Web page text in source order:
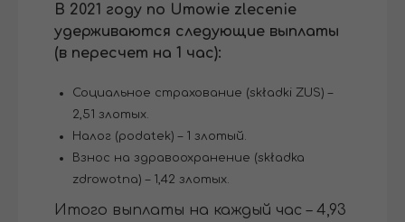
В 2021 году по Umowie zlecenie
удерживаются следующие выплаты
(в пересчет на 1 час):
Социальное страхование (składki ZUS) –
2,51 злотых.
Налог (podatek) – 1 злотый.
Взнос на здравоохранение (składka
zdrowotna) – 1,42 злотых.
Итого выплаты на каждый час – 4,93